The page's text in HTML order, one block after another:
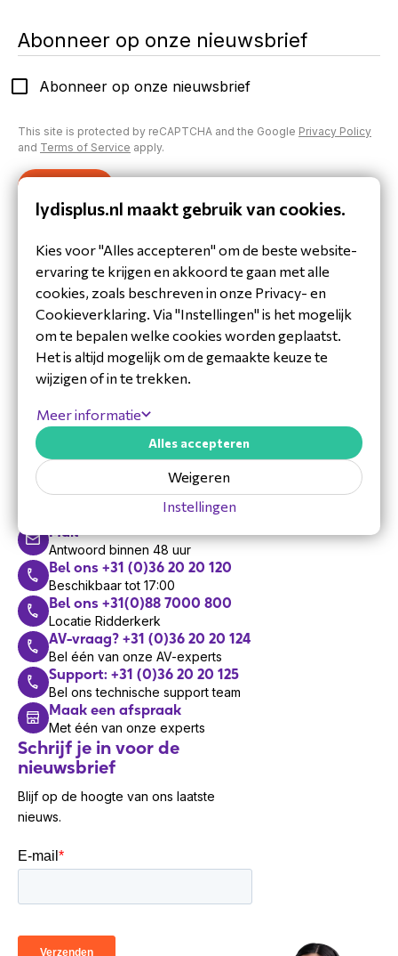
Abonneer op onze nieuwsbrief
Abonneer op onze nieuwsbrief
This site is protected by reCAPTCHA and the Google Privacy Policy
and Terms of Service apply.
Heb je al een account aangemaakt of inloggegevens
gekregen?
Inloggen
Hulp nodig?
Vandaag zijn we bereikbaar van 8:30 tot 17:00
Mail
Antwoord binnen 48 uur
Bel ons +31 (0)36 20 20 120
Beschikbaar tot 17:00
Bel ons +31(0)88 7000 800
Locatie Ridderkerk
AV-vraag? +31 (0)36 20 20 124
Bel één van onze AV-experts
Support: +31 (0)36 20 20 125
Bel ons technische support team
Maak een afspraak
Met één van onze experts
Schrijf je in voor de
nieuwsbrief
Blijf op de hoogte van ons laatste
nieuws.
lydisplus.nl maakt gebruik van cookies.
Kies voor "Alles accepteren" om de beste website-
ervaring te krijgen en akkoord te gaan met alle
cookies, zoals beschreven in onze Privacy- en
Cookieverklaring. Via "Instellingen" is het mogelijk
om te bepalen welke cookies worden geplaatst.
Het is altijd mogelijk om de gemaakte keuze te
wijzigen of in te trekken.
Meer informatie
Instellingen
Weigeren
Alles accepteren